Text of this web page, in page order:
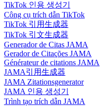
TikTok 인용 생성기
Công cụ trích dẫn TikTok
TikTok 引用生成器
TikTok 引文生成器
Generador de Citas JAMA
Gerador de Citações JAMA
Générateur de citations JAMA
JAMA引用生成器
JAMA Zitationsgenerator
JAMA 인용 생성기
Trình tạo trích dẫn JAMA